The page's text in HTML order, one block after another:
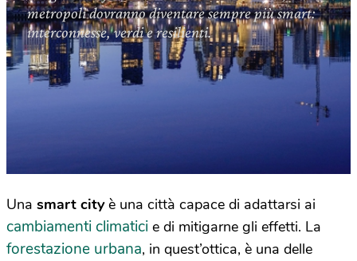
metropoli dovranno diventare sempre più smart:
interconnesse, verdi e resilienti.
Una smart cityè una città capace di adattarsi ai
cambiamenti climatici e di mitigarne gli effetti. La
forestazione urbana, in quest’ottica, è una delle